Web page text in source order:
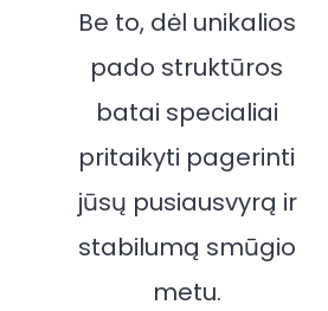
Be to, dėl unikalios
pado struktūros
batai specialiai
pritaikyti pagerinti
jūsų pusiausvyrą ir
stabilumą smūgio
metu.